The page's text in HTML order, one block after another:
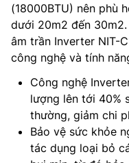
(18000BTU) nên phù
dưới 20m2 đến
âm trần Inverter NIT-
công nghệ và tính
Công nghệ
lượng lên tới 40%
thường, giảm chi
Bảo vệ sức khỏe
tác dụng loại bỏ